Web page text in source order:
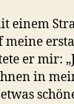
einem
er mir:
in